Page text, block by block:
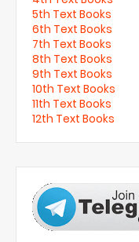
5th Text Books
6th Text Books
7th Text Books
8th Text Books
9th Text Books
10th Text Books
11th Text Books
12th Text Books